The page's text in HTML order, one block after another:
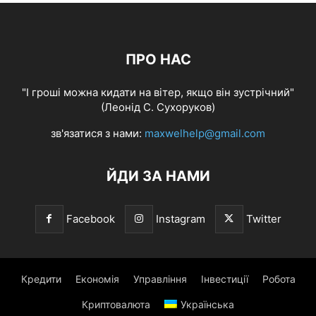
ПРО НАС
"І гроші можна кидати на вітер, якщо він зустрічний"
(Леонід С. Сухоруков)
зв'язатися з нами: maxwelhelp@gmail.com
ЙДИ ЗА НАМИ
Facebook Instagram Twitter
Кредити Економія Управління Інвестиції Робота
Криптовалюта Українська